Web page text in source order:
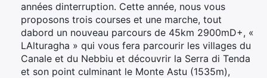
années dinterruption. Cette année, nous vous
proposons trois courses et une marche, tout
dabord un nouveau parcours de 45km 2900mD+, «
LAlturagha » qui vous fera parcourir les villages du
Canale et du Nebbiu et découvrir la Serra di Tenda
et son point culminant le Monte Astu (1535m),